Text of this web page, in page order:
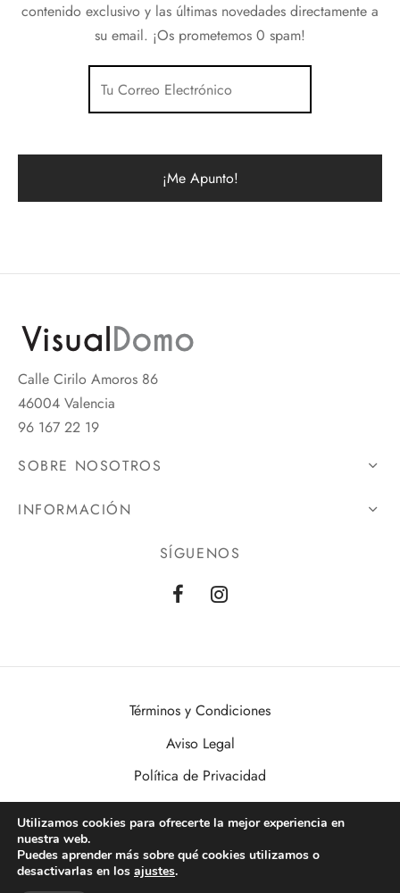
contenido exclusivo y las últimas novedades directamente a
su email. ¡Os prometemos 0 spam!
Calle Cirilo Amoros 86
46004 Valencia
96 167 22 19
SOBRE NOSOTROS
INFORMACIÓN
SÍGUENOS
Términos y Condiciones
Aviso Legal
Política de Privacidad
Política de Cookies
VisualDomo | Imagen, Sonido, Informática, Domótica y Seguridad al
alcance de todos. Desde Valencia a toda España.
Utilizamos cookies para ofrecerte la mejor experiencia en
nuestra web.
Puedes aprender más sobre qué cookies utilizamos o
desactivarlas en los ajustes.